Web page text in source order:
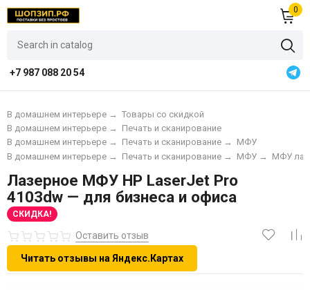
0
+7 987 088 20 54
В домашнем интерьере → Товары со скидкой
Печать и сканирование
В домашнем интерьере →
МФУ
Печать и сканирование →
В домашнем интерьере →
МФУ
МФУ →
Печать и сканирование →
В домашнем интерьере →
Лазерное МФУ HP LaserJet Pro
4103dw — для бизнеса и офиса
СКИДКА!
Оставить отзыв
Читать отзывы на Яндекс.Картах